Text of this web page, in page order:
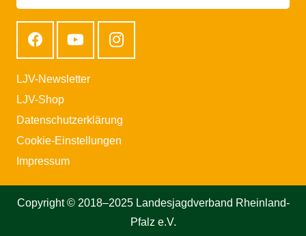
LJV-Newsletter
LJV-Shop
Datenschutzerklärung
Cookie-Einstellungen
Impressum
Copyright © 2018–2025 Landesjagdverband Rheinland-
Pfalz e.V.